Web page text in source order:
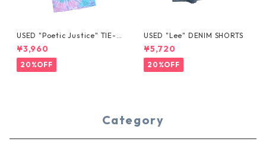
USED "Poetic Justice" TIE-D
YE TEE
¥3,960
20%OFF
USED "Lee" DENIM SHORTS
¥5,720
20%OFF
Category